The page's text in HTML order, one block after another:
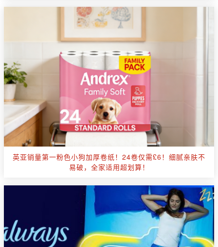
英亚销量第一粉色小狗加厚卷纸！24卷仅需£6！细腻亲肤不
易破，全家适用超划算！